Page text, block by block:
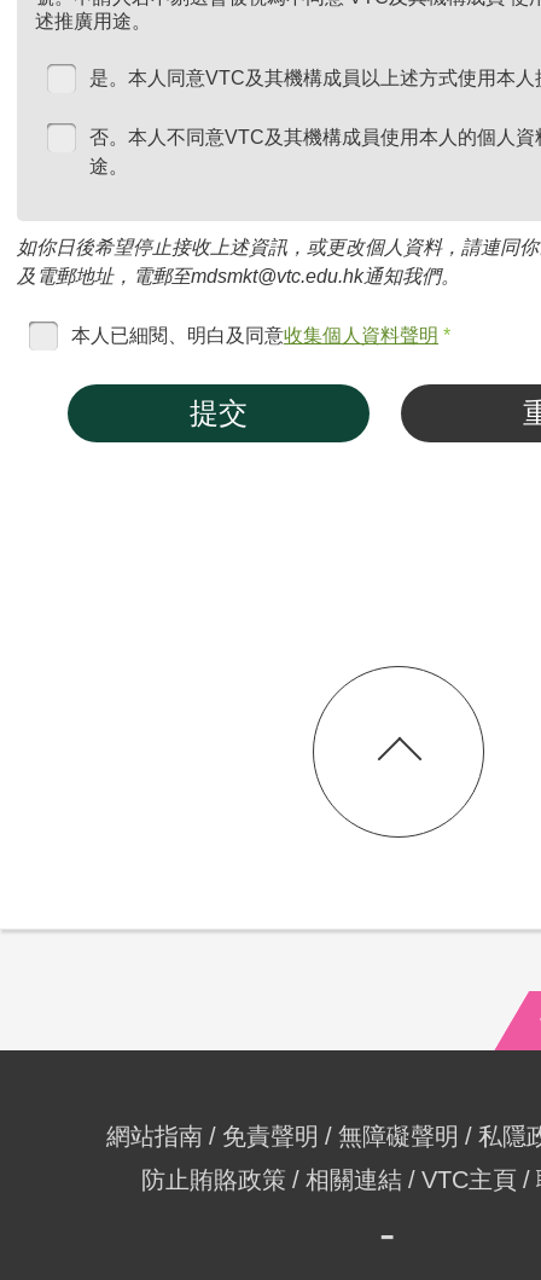
述推廣用途。
是。本人同意VTC及其機構成員以上述方式使用本
否。本人不同意VTC及其機構成員使用本人的個人
途。
如你日後希望停止接收上述資訊，或更改個人資料，請連同
及電郵地址，電郵至mdsmkt@vtc.edu.hk通知我們。
本人已細閱、明白及同意收集個人資料聲明 *
提交
網站指南 免責聲明 無障礙聲明
私隱
防止賄賂政策
相關連結 VTC主頁